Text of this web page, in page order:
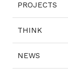
PROJECTS
THINK
NEWS